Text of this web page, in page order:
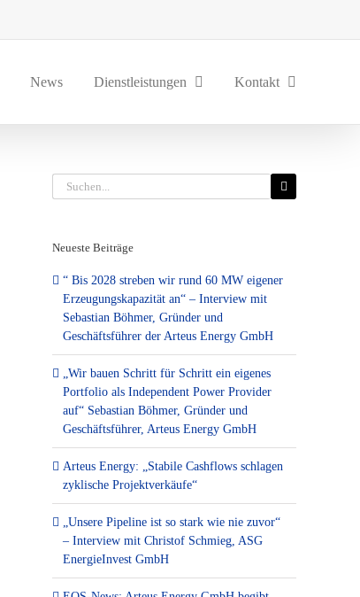
News Dienstleistungen Kontakt
Suche
nach:
Neueste Beiträge
“ Bis 2028 streben wir rund 60 MW eigener
Erzeugungskapazität an“ – Interview mit
Sebastian Böhmer, Gründer und
Geschäftsführer der Arteus Energy GmbH
„Wir bauen Schritt für Schritt ein eigenes
Portfolio als Independent Power Provider
auf“ Sebastian Böhmer, Gründer und
Geschäftsführer, Arteus Energy GmbH
Arteus Energy: „Stabile Cashflows schlagen
zyklische Projektverkäufe“
„Unsere Pipeline ist so stark wie nie zuvor“
– Interview mit Christof Schmieg, ASG
EnergieInvest GmbH